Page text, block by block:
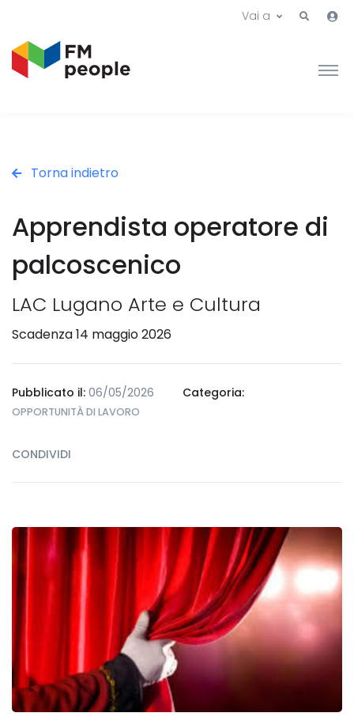
Vai a
Torna indietro
Apprendista operatore di
palcoscenico
LAC Lugano Arte e Cultura
Scadenza 14 maggio 2026
Pubblicato il: 06/05/2026 Categoria:
OPPORTUNITÀ DI LAVORO
CONDIVIDI